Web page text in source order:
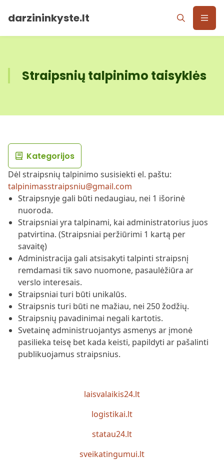
darzininkyste.lt
Straipsnių talpinimo taisyklės
Dėl straipsnių talpinimo susisiekti el. paštu:
talpinimasstraipsniu@gmail.com
Straipsnyje gali būti nedaugiau, nei 1 išorinė
nuoroda.
Straipsniai yra talpinami, kai administratorius juos
patvirtina. (Straipsniai peržiūrimi 1 kartą per
savaitę)
Administracija gali atsisakyti talpinti straipsnį
remdamasi tik savo nuomone, pasaulėžiūra ar
verslo interesais.
Straipsniai turi būti unikalūs.
Straipsnis turi būti ne mažiau, nei 250 žodžių.
Straipsnių pavadinimai negali kartotis.
Svetainę administruojantys asmenys ar įmonė
pasilieka teisę bet kada keisti, papildyti ar pašalinti
publikuojamus straipsnius.
Kategorijos
laisvalaikis24.lt
logistikai.lt
statau24.lt
sveikatingumui.lt